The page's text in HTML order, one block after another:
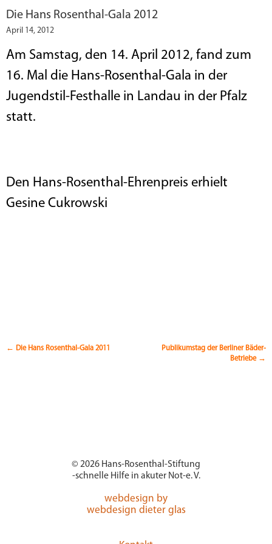
Die Hans Rosenthal-Gala 2012
April 14, 2012
Am Samstag, den 14. April 2012, fand zum
16. Mal die Hans-Rosenthal-Gala in der
Jugendstil-Festhalle in Landau in der Pfalz
statt.
Den Hans-Rosenthal-Ehrenpreis erhielt
Gesine Cukrowski
Beitragsnavigation
← Die Hans Rosenthal-Gala 2011
Publikumstag der Berliner Bäder-
Betriebe →
© 2026 Hans-Rosenthal-Stiftung
-schnelle Hilfe in akuter Not-e. V.
webdesign by
webdesign dieter glas